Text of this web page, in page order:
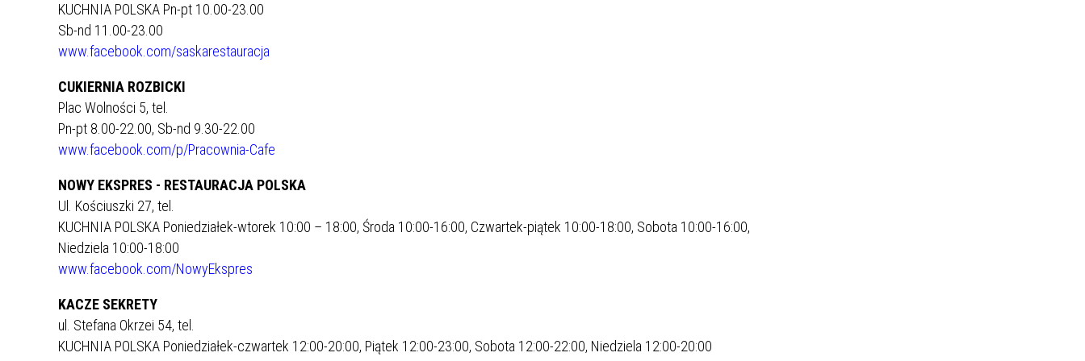
KUCHNIA POLSKA Pn-pt 10.00-23.00
Sb-nd 11.00-23.00
www.facebook.com/saskarestauracja
CUKIERNIA ROZBICKI
Plac Wolności 5, tel.
Pn-pt 8.00-22.00, Sb-nd 9.30-22.00
www.facebook.com/p/Pracownia-Cafe
NOWY EKSPRES - RESTAURACJA POLSKA
Ul. Kościuszki 27, tel.
KUCHNIA POLSKA Poniedziałek-wtorek 10:00 – 18:00, Środa 10:00-16:00, Czwartek-piątek 10:00-18:00, Sobota 10:00-16:00,
Niedziela 10:00-18:00
www.facebook.com/NowyEkspres
KACZE SEKRETY
ul. Stefana Okrzei 54, tel.
KUCHNIA POLSKA Poniedziałek-czwartek 12:00-20:00, Piątek 12:00-23:00, Sobota 12:00-22:00, Niedziela 12:00-20:00